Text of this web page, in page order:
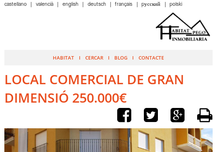
HABITAT CERCAR BLOG CONTACTE
castellano valencià english deutsch français pусский polski
LOCAL COMERCIAL DE GRAN
DIMENSIÓ 250.000€